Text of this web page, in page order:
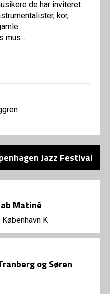
de har inviteret
kor,
mus...
Jazz Festival
Matiné
K
og Søren